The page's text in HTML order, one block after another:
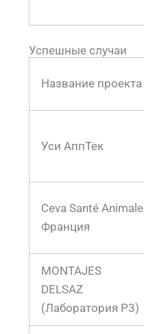
Успешные случаи
Название проекта
Уси АппТек
Ceva Santé Animale
Франция
MONTAJES
DELSAZ
(Лаборатория P3)